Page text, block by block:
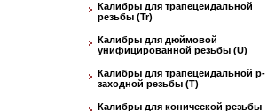
Калибры для трапецеидальной
резьбы (Tr)
Калибры для дюймовой
унифицированной резьбы (U)
Калибры для трапецеидальной p-
заходной резьбы (T)
Калибры для конической резьбы